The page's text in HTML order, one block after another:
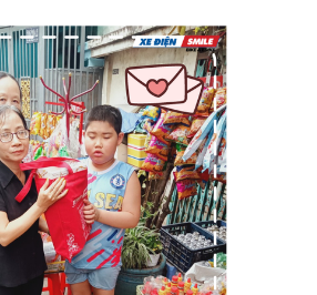
cũng như tính năng của 4 mẫu xe
công bốTrên website chính thức của
hãng cũng mong muốn